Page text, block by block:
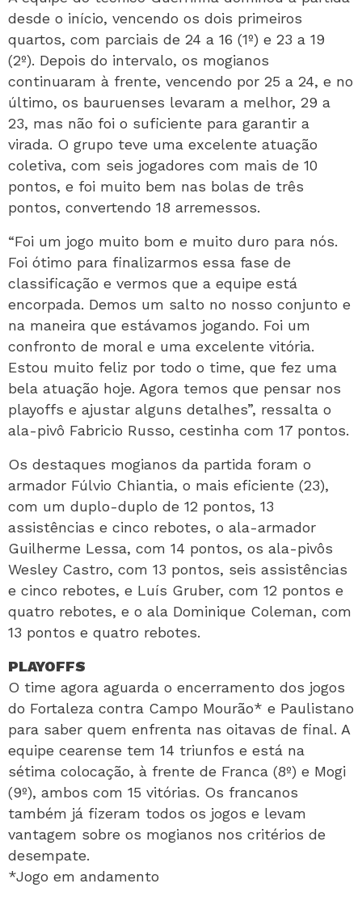
desde o início, vencendo os dois primeiros
quartos, com parciais de 24 a 16 (1º) e 23 a 19
(2º). Depois do intervalo, os mogianos
continuaram à frente, vencendo por 25 a 24, e no
último, os bauruenses levaram a melhor, 29 a
23, mas não foi o suficiente para garantir a
virada. O grupo teve uma excelente atuação
coletiva, com seis jogadores com mais de 10
pontos, e foi muito bem nas bolas de três
pontos, convertendo 18 arremessos.
“Foi um jogo muito bom e muito duro para nós.
Foi ótimo para finalizarmos essa fase de
classificação e vermos que a equipe está
encorpada. Demos um salto no nosso conjunto e
na maneira que estávamos jogando. Foi um
confronto de moral e uma excelente vitória.
Estou muito feliz por todo o time, que fez uma
bela atuação hoje. Agora temos que pensar nos
playoffs e ajustar alguns detalhes”, ressalta o
ala-pivô Fabricio Russo, cestinha com 17 pontos.
Os destaques mogianos da partida foram o
armador Fúlvio Chiantia, o mais eficiente (23),
com um duplo-duplo de 12 pontos, 13
assistências e cinco rebotes, o ala-armador
Guilherme Lessa, com 14 pontos, os ala-pivôs
Wesley Castro, com 13 pontos, seis assistências
e cinco rebotes, e Luís Gruber, com 12 pontos e
quatro rebotes, e o ala Dominique Coleman, com
13 pontos e quatro rebotes.
PLAYOFFS
O time agora aguarda o encerramento dos jogos
do Fortaleza contra Campo Mourão* e Paulistano
para saber quem enfrenta nas oitavas de final. A
equipe cearense tem 14 triunfos e está na
sétima colocação, à frente de Franca (8º) e Mogi
(9º), ambos com 15 vitórias. Os francanos
também já fizeram todos os jogos e levam
vantagem sobre os mogianos nos critérios de
desempate.
*Jogo em andamento